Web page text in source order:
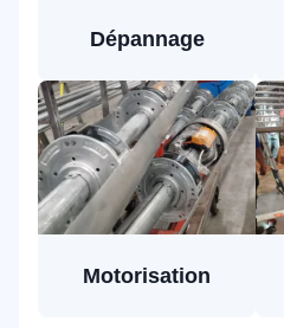
Dépannage
Motorisation